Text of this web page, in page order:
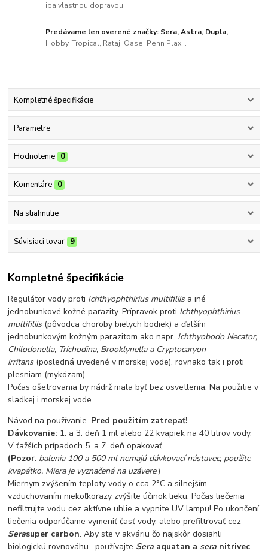
iba vlastnou dopravou.
Predávame len overené značky: Sera, Astra, Dupla,
Hobby, Tropical, Rataj, Oase, Penn Plax...
Kompletné špecifikácie
Parametre
Hodnotenie 0
Komentáre 0
Na stiahnutie
Súvisiaci tovar 9
Kompletné špecifikácie
Regulátor vody proti Ichthyophthirius multifiliis a iné
jednobunkové kožné parazity. Prípravok proti Ichthyophthirius
multifiliis (pôvodca choroby bielych bodiek) a ďalším
jednobunkovým kožným parazitom ako napr. Ichthyobodo Necator,
Chilodonella, Trichodina, Brooklynella a Cryptocaryon
irritans (posledná uvedené v morskej vode), rovnako tak i proti
plesniam (mykózam).
Počas ošetrovania by nádrž mala byť bez osvetlenia. Na použitie v
sladkej i morskej vode.
Návod na používanie. Pred použitím zatrepať!
Dávkovanie: 1. a 3. deň 1 ml alebo 22 kvapiek na 40 litrov vody.
V ťažších prípadoch 5. a 7. deň opakovať.
(Pozor: balenia 100 a 500 ml nemajú dávkovací nástavec, použite
kvapátko. Miera je vyznačená na uzávere.)
Miernym zvýšením teploty vody o cca 2°C a silnejším
vzduchovaním niekoľkorazy zvýšite účinok lieku. Počas liečenia
nefiltrujte vodu cez aktívne uhlie a vypnite UV lampu! Po ukončení
liečenia odporúčame vymeniť časť vody, alebo prefiltrovať cez
Serasuper carbon. Aby ste v akváriu čo najskôr dosiahli
biologickú rovnováhu , používajte Sera aquatan a sera nitrivec